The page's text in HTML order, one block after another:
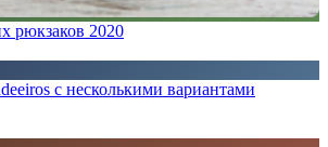
рюкзаков 2020
с несколькими вариантами